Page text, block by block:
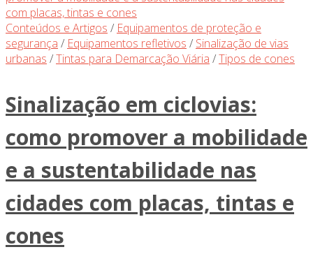
Conteúdos e Artigos / Equipamentos de proteção e
segurança / Equipamentos refletivos / Sinalização de vias
urbanas /Tintas para Demarcação Viária /Tipos de cones
Sinalização em ciclovias:
como promover a mobilidade
e a sustentabilidade nas
cidades com placas, tintas e
cones